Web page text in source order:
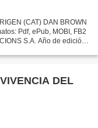
(CAT) DAN BROWN
Pdf, ePub, MOBI, FB2
S.A. Año de edición:
DEL